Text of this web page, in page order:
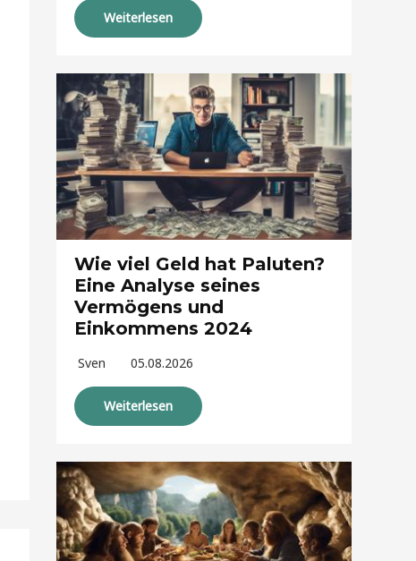
Weiterlesen
Wie viel Geld hat Paluten?
Eine Analyse seines
Vermögens und
Einkommens 2024
Sven 05.08.2026
Weiterlesen